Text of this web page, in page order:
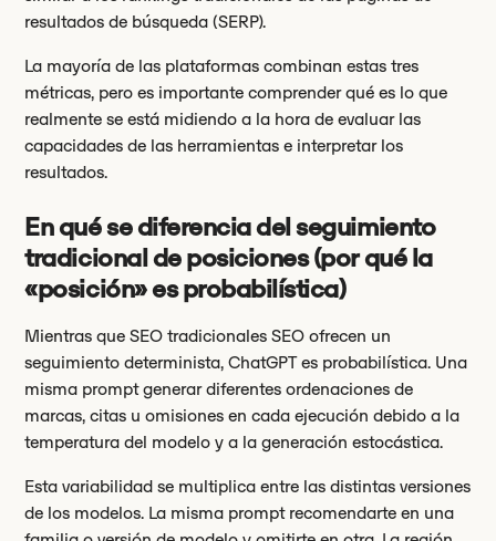
resultados de búsqueda (SERP).
La mayoría de las plataformas combinan estas tres
métricas, pero es importante comprender qué es lo que
realmente se está midiendo a la hora de evaluar las
capacidades de las herramientas e interpretar los
resultados.
En qué se diferencia del seguimiento
tradicional de posiciones (por qué la
«posición» es probabilística)
Mientras que SEO tradicionales SEO ofrecen un
seguimiento determinista, ChatGPT es probabilística. Una
misma prompt generar diferentes ordenaciones de
marcas, citas u omisiones en cada ejecución debido a la
temperatura del modelo y a la generación estocástica.
Esta variabilidad se multiplica entre las distintas versiones
de los modelos. La misma prompt recomendarte en una